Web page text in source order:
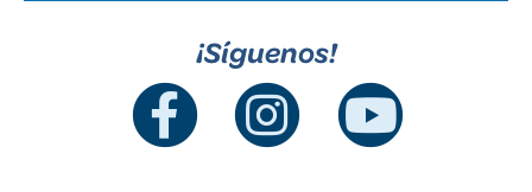
¡Síguenos!